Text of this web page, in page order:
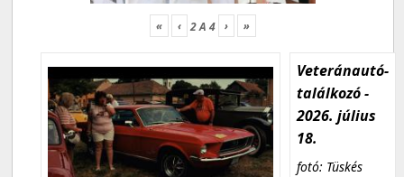
« ‹ 2A 4 › »
Veteránautó-
találkozó -
2026. július
18.
fotó: Tüskés